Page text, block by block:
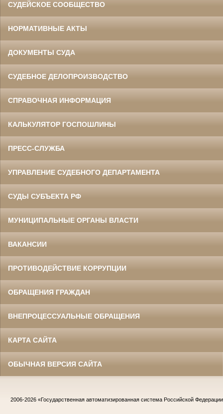
СУДЕЙСКОЕ СООБЩЕСТВО
НОРМАТИВНЫЕ АКТЫ
ДОКУМЕНТЫ СУДА
СУДЕБНОЕ ДЕЛОПРОИЗВОДСТВО
СПРАВОЧНАЯ ИНФОРМАЦИЯ
КАЛЬКУЛЯТОР ГОСПОШЛИНЫ
ПРЕСС-СЛУЖБА
УПРАВЛЕНИЕ СУДЕБНОГО ДЕПАРТАМЕНТА
СУДЫ СУБЪЕКТА РФ
МУНИЦИПАЛЬНЫЕ ОРГАНЫ ВЛАСТИ
ВАКАНСИИ
ПРОТИВОДЕЙСТВИЕ КОРРУПЦИИ
ОБРАЩЕНИЯ ГРАЖДАН
ВНЕПРОЦЕССУАЛЬНЫЕ ОБРАЩЕНИЯ
КАРТА САЙТА
ОБЫЧНАЯ ВЕРСИЯ САЙТА
2006-2026 «Государственная автоматизированная система Российской